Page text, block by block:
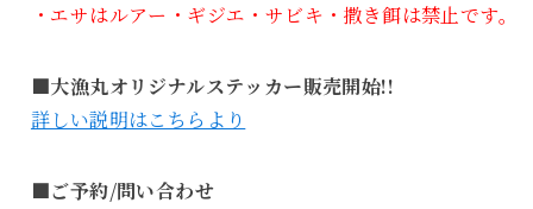
・エサはルアー・ギジエ・サビキ・撒き餌は禁止です。
■大漁丸オリジナルステッカー販売開始!!
詳しい説明はこちらより
■ご予約/問い合わせ